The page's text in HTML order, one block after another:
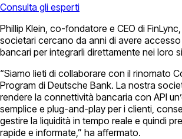
Consulta gli esperti
Phillip Klein, co-fondatore e CEO di
societari cercano da anni di avere
bancari per integrarli direttamente nei loro
“Siamo lieti di collaborare con il rinomato
Program di Deutsche Bank. La nostra
rendere la connettività bancaria con API
semplice e plug-and-play per i clienti,
gestire la liquidità in tempo reale e quindi
rapide e informate,” ha affermato.